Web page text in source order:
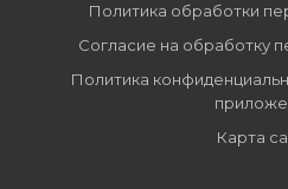
Политика обработки
Согласие на обработку
Политика
Карта